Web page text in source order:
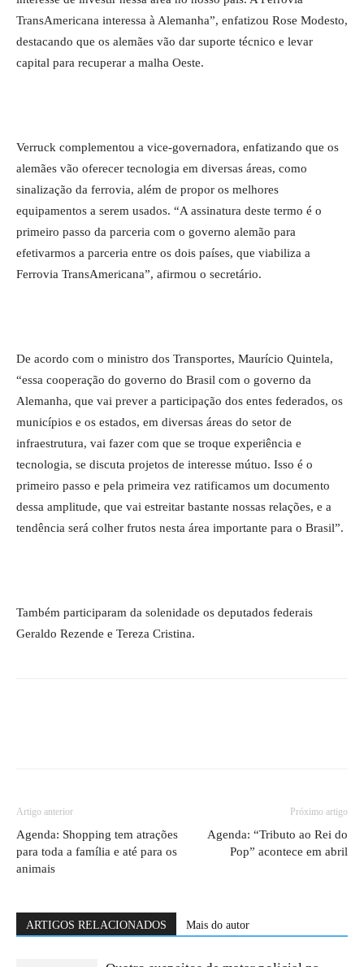
TransAmericana interessa à Alemanha”, enfatizou Rose Modesto,
destacando que os alemães vão dar suporte técnico e levar
capital para recuperar a malha Oeste.
Verruck complementou a vice-governadora, enfatizando que os
alemães vão oferecer tecnologia em diversas áreas, como
sinalização da ferrovia, além de propor os melhores
equipamentos a serem usados. “A assinatura deste termo é o
primeiro passo da parceria com o governo alemão para
efetivarmos a parceria entre os dois países, que viabiliza a
Ferrovia TransAmericana”, afirmou o secretário.
De acordo com o ministro dos Transportes, Maurício Quintela,
“essa cooperação do governo do Brasil com o governo da
Alemanha, que vai prever a participação dos entes federados, os
municípios e os estados, em diversas áreas do setor de
infraestrutura, vai fazer com que se troque experiência e
tecnologia, se discuta projetos de interesse mútuo. Isso é o
primeiro passo e pela primeira vez ratificamos um documento
dessa amplitude, que vai estreitar bastante nossas relações, e a
tendência será colher frutos nesta área importante para o Brasil”.
Também participaram da solenidade os deputados federais
Geraldo Rezende e Tereza Cristina.
Artigo anterior
Agenda: Shopping tem atrações
para toda a família e até para os
animais
Próximo artigo
Agenda: “Tributo ao Rei do
Pop” acontece em abril
ARTIGOS RELACIONADOS Mais do autor